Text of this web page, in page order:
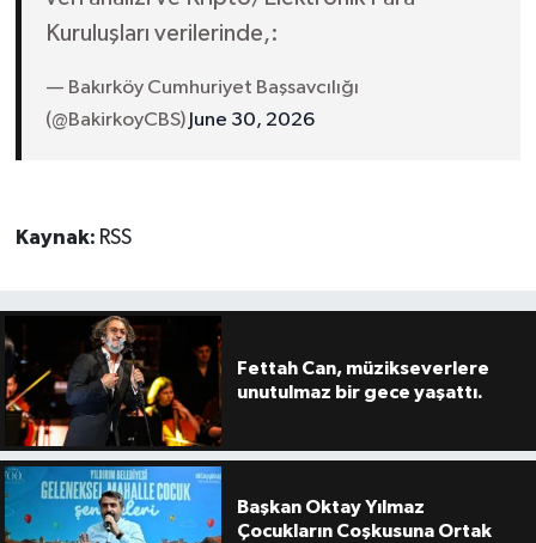
Kuruluşları verilerinde,:
— Bakırköy Cumhuriyet Başsavcılığı
(@BakirkoyCBS) June 30, 2026
Kaynak: RSS
Fettah Can, müzikseverlere
unutulmaz bir gece yaşattı.
Başkan Oktay Yılmaz
Çocukların Coşkusuna Ortak